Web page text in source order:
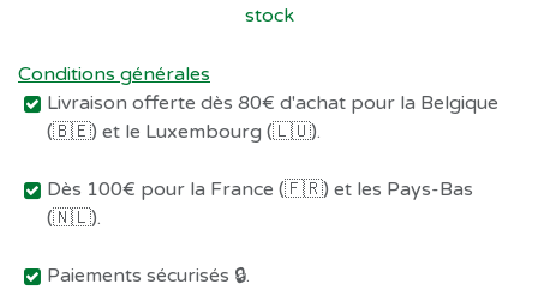
stock
Conditions générales
Livraison offerte dès 80€ d'achat pour la Belgique
(🇧🇪) et le Luxembourg (🇱🇺).
Dès 100€ pour la France (🇫🇷) et les Pays-Bas
(🇳🇱).
Paiements sécurisés 🔒.